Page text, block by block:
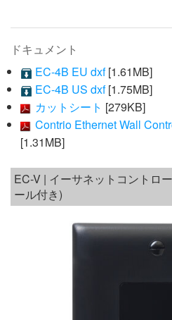
ドキュメント
EC-4B EU dxf[1.61MB]
EC-4B US dxf[1.75MB]
カットシート [279KB]
Contrio Ethernet Wall
[1.31MB]
EC-V | イーサネットコントロ
ール付き)